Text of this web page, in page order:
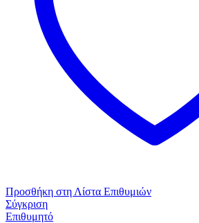
Προσθήκη στη Λίστα Επιθυμιών
Σύγκριση
Επιθυμητό